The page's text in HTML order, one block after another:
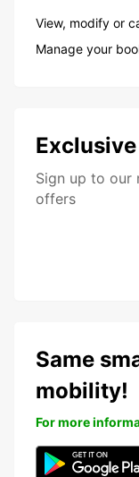
View, modify or
Manage your
Sign up to our
offers
Same
mobility!
For more